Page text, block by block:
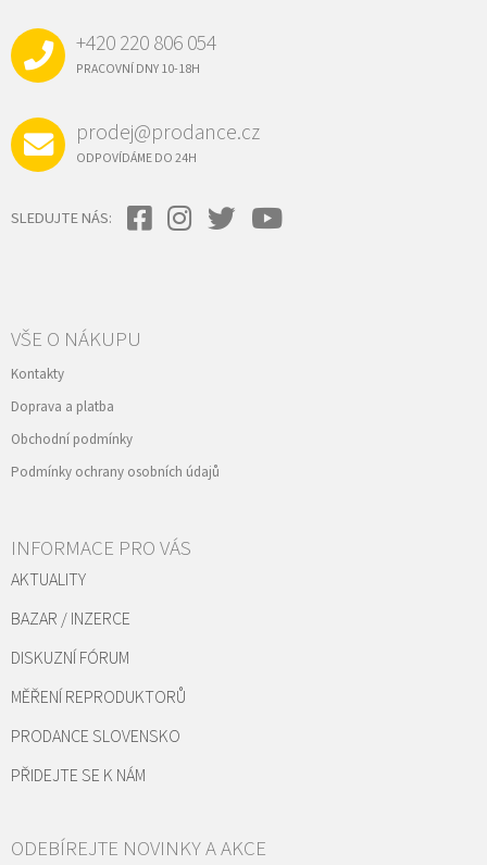
+420 220 806 054
PRACOVNÍ DNY 10-18H
prodej@prodance.cz
ODPOVÍDÁME DO 24H
SLEDUJTE NÁS:
VŠE O NÁKUPU
Kontakty
Doprava a platba
Obchodní podmínky
Podmínky ochrany osobních údajů
INFORMACE PRO VÁS
AKTUALITY
BAZAR / INZERCE
DISKUZNÍ FÓRUM
MĚŘENÍ REPRODUKTORŮ
PRODANCE SLOVENSKO
PŘIDEJTE SE K NÁM